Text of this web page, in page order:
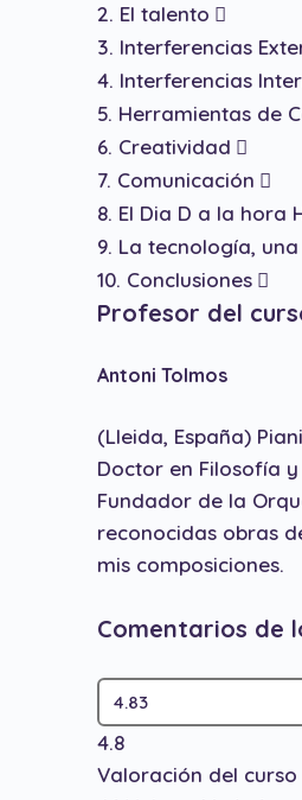
2. El talento
3. Interferencias
4. Interferencias
5. Herramientas de
6. Creatividad
7. Comunicación
8. El Dia D a la hora
9. La tecnología,
10. Conclusiones
Profesor del
Antoni Tolmos
(Lleida, España)
Doctor en Filosofía
Fundador de la
reconocidas obras
mis composiciones.
Comentarios de
4.8
Valoración del curso